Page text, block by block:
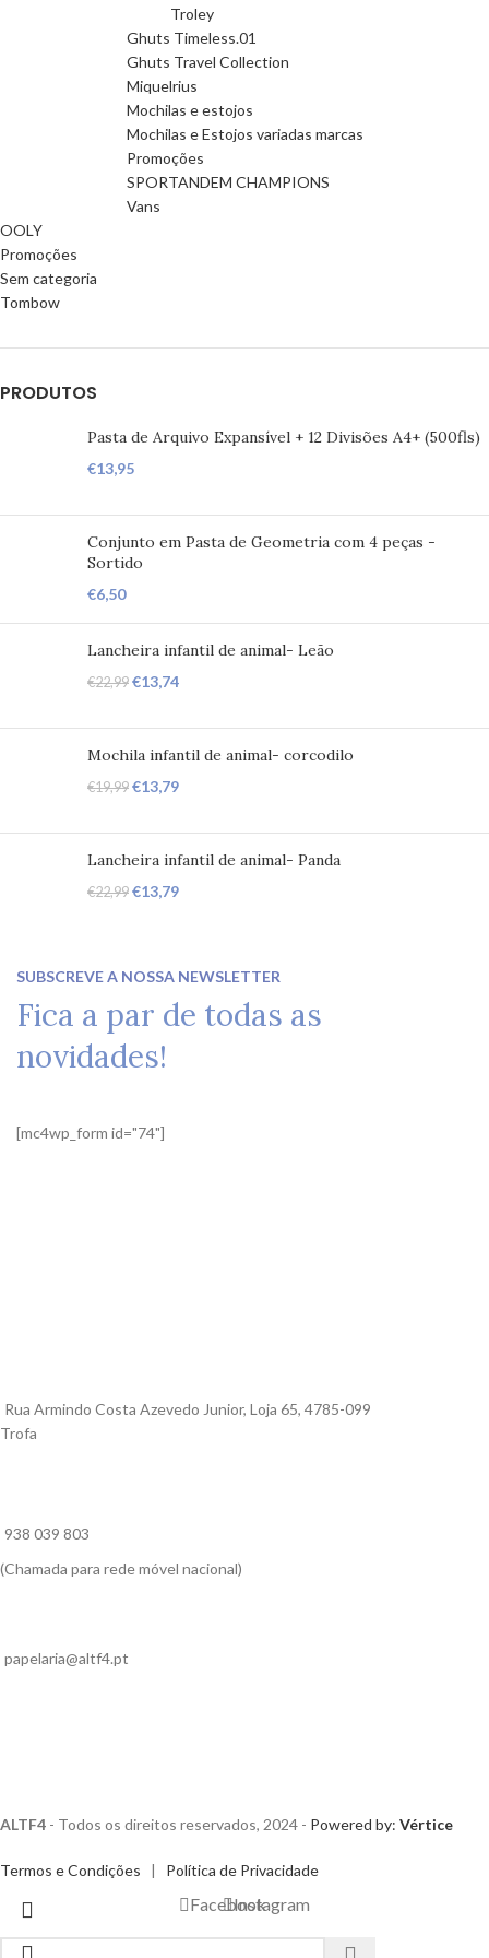
Troley
Ghuts Timeless.01
Ghuts Travel Collection
Miquelrius
Mochilas e estojos
Mochilas e Estojos variadas marcas
Promoções
SPORTANDEM CHAMPIONS
Vans
OOLY
Promoções
Sem categoria
Tombow
PRODUTOS
Pasta de Arquivo Expansível + 12 Divisões A4+ (500fls)
€13,95
Conjunto em Pasta de Geometria com 4 peças -
Sortido
€6,50
Lancheira infantil de animal- Leão
€22,99 €13,74
Mochila infantil de animal- corcodilo
€19,99 €13,79
Lancheira infantil de animal- Panda
€22,99 €13,79
SUBSCREVE A NOSSA NEWSLETTER
Fica a par de todas as
novidades!
[mc4wp_form id="74"]
Rua Armindo Costa Azevedo Junior, Loja 65, 4785-099
Trofa
938 039 803
(Chamada para rede móvel nacional)
papelaria@altf4.pt
ALTF4 - Todos os direitos reservados, 2024 - Powered by: Vértice
Termos e Condições | Política de Privacidade
FacebookInstagram